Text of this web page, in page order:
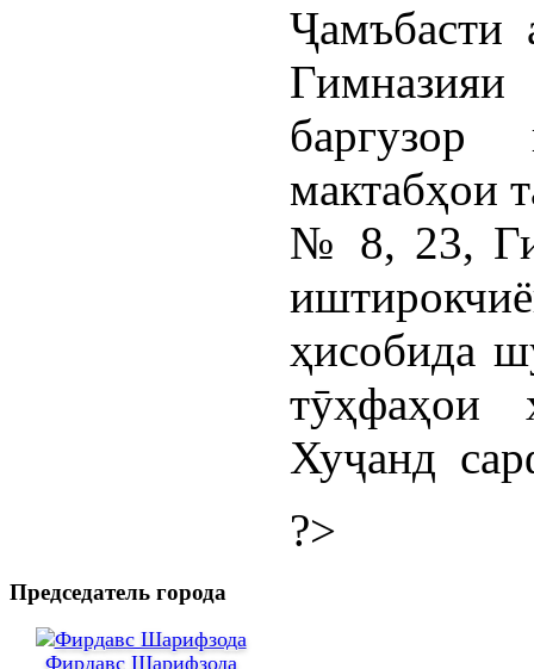
Ҷамъбасти
мактабҳои
№ 8, 23,
ҳисобида
тӯҳфаҳои
Хуҷанд
?>
Председатель города
Фирдавс Шарифзода